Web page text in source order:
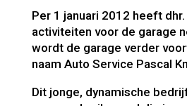
Per 1 januari 2012 heeft
activiteiten voor de garage
wordt de garage verder
naam Auto Service Pascal
Dit jonge, dynamische